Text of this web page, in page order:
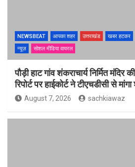
NEWSBEAT आपका शहर उत्तराखंड खबर हटकर
न्यूज़
सोशल मीडिया वायरल
पौड़ी हाट गांव शंकराचार्य निर्मित मंदिर
रिपोर्ट पर हाईकोर्ट ने टीएचडीसी से
August 7, 2026 sachkiawaz